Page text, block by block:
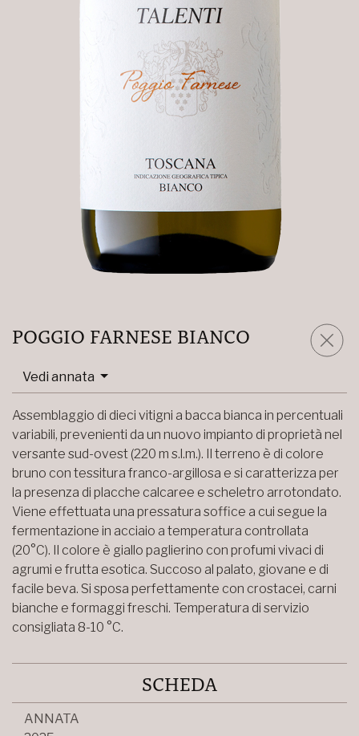
POGGIO FARNESE BIANCO
Vedi annata
Assemblaggio di dieci vitigni a bacca bianca in percentuali
variabili, prevenienti da un nuovo impianto di proprietà nel
versante sud-ovest (220 m s.l.m.). Il terreno è di colore
bruno con tessitura franco-argillosa e si caratterizza per
la presenza di placche calcaree e scheletro arrotondato.
Viene effettuata una pressatura soffice a cui segue la
fermentazione in acciaio a temperatura controllata
(20°C). Il colore è giallo paglierino con profumi vivaci di
agrumi e frutta esotica. Succoso al palato, giovane e di
facile beva. Si sposa perfettamente con crostacei, carni
bianche e formaggi freschi. Temperatura di servizio
consigliata 8-10 °C.
SCHEDA
ANNATA